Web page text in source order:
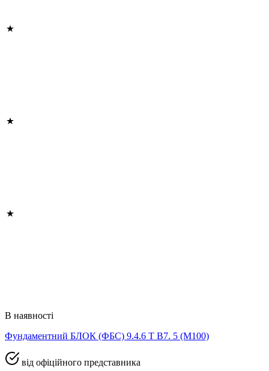
В наявності
Фундаментний БЛОК (ФБС) 9.4.6 Т B7. 5 (М100)
від офіційного представника